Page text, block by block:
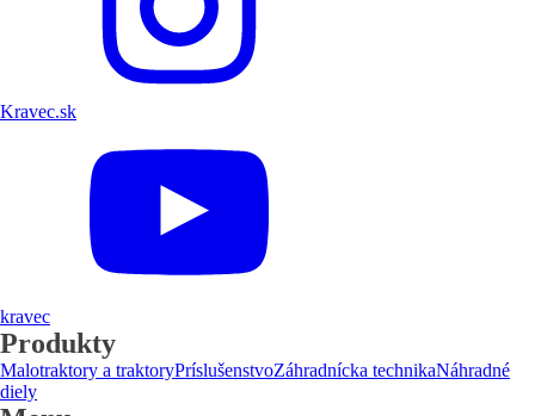
Kravec.sk
kravec
Produkty
Malotraktory a traktoryPríslušenstvoZáhradnícka technikaNáhradné
diely